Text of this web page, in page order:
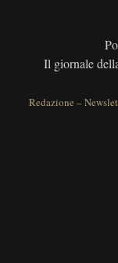
Il giornale
Redazione –